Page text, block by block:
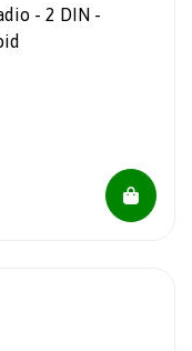
- 2 DIN -